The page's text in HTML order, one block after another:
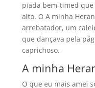
piada bem-timed
alto. O A minha
arrebatador, um
que dançava pela
caprichoso.
A minha
O que eu mais amei